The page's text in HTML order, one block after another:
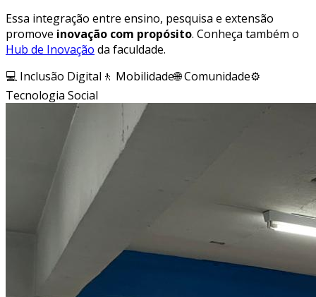
Essa integração entre ensino, pesquisa e extensão
promove inovação com propósito. Conheça também o
Hub de Inovação da faculdade.
💻 Inclusão Digital 🚶 Mobilidade🌐 Comunidade⚙️
Tecnologia Social